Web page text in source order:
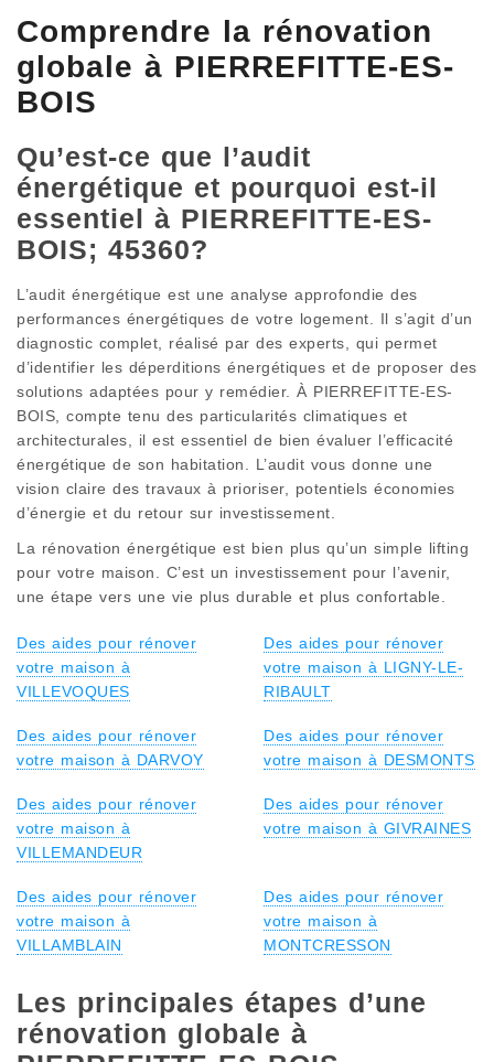
Comprendre la rénovation
globale à PIERREFITTE-ES-
BOIS
Qu’est-ce que l’audit
énergétique et pourquoi est-il
essentiel à PIERREFITTE-ES-
BOIS; 45360?
L’audit énergétique est une analyse approfondie des
performances énergétiques de votre logement. Il s’agit d’un
diagnostic complet, réalisé par des experts, qui permet
d’identifier les déperditions énergétiques et de proposer des
solutions adaptées pour y remédier. À PIERREFITTE-ES-
BOIS, compte tenu des particularités climatiques et
architecturales, il est essentiel de bien évaluer l’efficacité
énergétique de son habitation. L’audit vous donne une
vision claire des travaux à prioriser, potentiels économies
d’énergie et du retour sur investissement.
La rénovation énergétique est bien plus qu’un simple lifting
pour votre maison. C’est un investissement pour l’avenir,
une étape vers une vie plus durable et plus confortable.
Des aides pour rénover
votre maison à
VILLEVOQUES
Des aides pour rénover
votre maison à LIGNY-LE-
RIBAULT
Des aides pour rénover
votre maison à DARVOY
Des aides pour rénover
votre maison à DESMONTS
Des aides pour rénover
votre maison à
VILLEMANDEUR
Des aides pour rénover
votre maison à GIVRAINES
Des aides pour rénover
votre maison à
VILLAMBLAIN
Des aides pour rénover
votre maison à
MONTCRESSON
Les principales étapes d’une
rénovation globale à